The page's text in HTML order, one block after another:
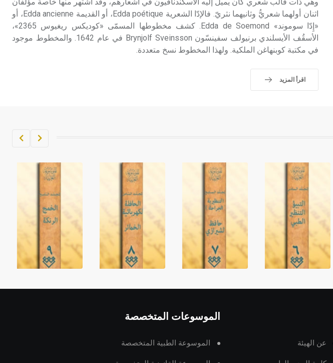
اثنان أولهما شعريُّ وثانيهما نثريّ. فالإدّا الشعرية Edda poétique، أو القديمة Edda ancienne، أو
«إِدّا سوموند» Edda de Soemond. كشف مخطوطها المسمّى «كوديكس ريغيوس 2365»،
الأسقُف الأيسلندي برنيولف سفينسّون Brynjolf Sveinsson في عام 1642. والمخطوط موجود
في مكتبة كوبنهاغن الملكية. ولهذا المخطوط نسخ متعددة.
اقرأ المزيد
عن الهيئة
الموسوعات المتخصصة
الموسوعة الطبية المتخصصة